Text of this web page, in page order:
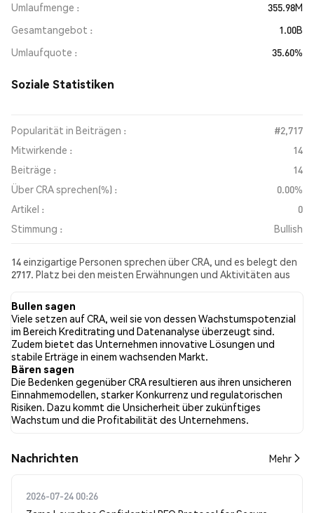
Umlaufmenge
355.98M
Gesamtangebot
1.00B
Umlaufquote
35.60%
Soziale Statistiken
Popularität in Beiträgen :
#2,717
Mitwirkende :
14
Beiträge :
14
Über CRA sprechen(%) :
0.00%
Artikel :
0
Stimmung :
Bullish
14 einzigartige Personen sprechen über CRA, und es belegt den
2717. Platz bei den meisten Erwähnungen und Aktivitäten aus
Stimmung gegenüber CRA in allen sozialen Medien Bullish.
Schließlich wurden 0 Nachrichtenartikel über CRA veröffentlicht.
Auf Twitter hatten 43.64% der Tweets eine bullishe Stimmung
im Vergleich zu 1.82% der Tweets mit einer bärischen Stimmung
über CRA. 54.55% der Tweets waren neutral gegenüber CRA.
Diese Stimmungen basieren auf 55 Tweets.
Bullen sagen
Viele setzen auf CRA, weil sie von dessen Wachstumspotenzial
im Bereich Kreditrating und Datenanalyse überzeugt sind.
Zudem bietet das Unternehmen innovative Lösungen und
stabile Erträge in einem wachsenden Markt.
Bären sagen
Die Bedenken gegenüber CRA resultieren aus ihren unsicheren
Einnahmemodellen, starker Konkurrenz und regulatorischen
Risiken. Dazu kommt die Unsicherheit über zukünftiges
Wachstum und die Profitabilität des Unternehmens.
Nachrichten Mehr
2026-07-24 00:26